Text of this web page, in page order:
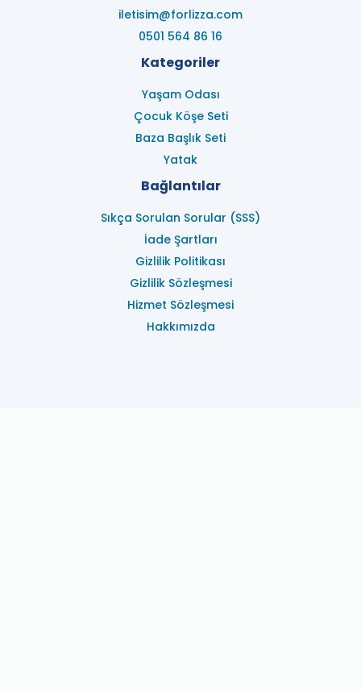
iletisim@forlizza.com
0501 564 86 16
Kategoriler
Yaşam Odası
Çocuk Köşe Seti
Baza Başlık Seti
Yatak
Bağlantılar
Sıkça Sorulan Sorular (SSS)
İade Şartları
Gizlilik Politikası
Gizlilik Sözleşmesi
Hizmet Sözleşmesi
Hakkımızda